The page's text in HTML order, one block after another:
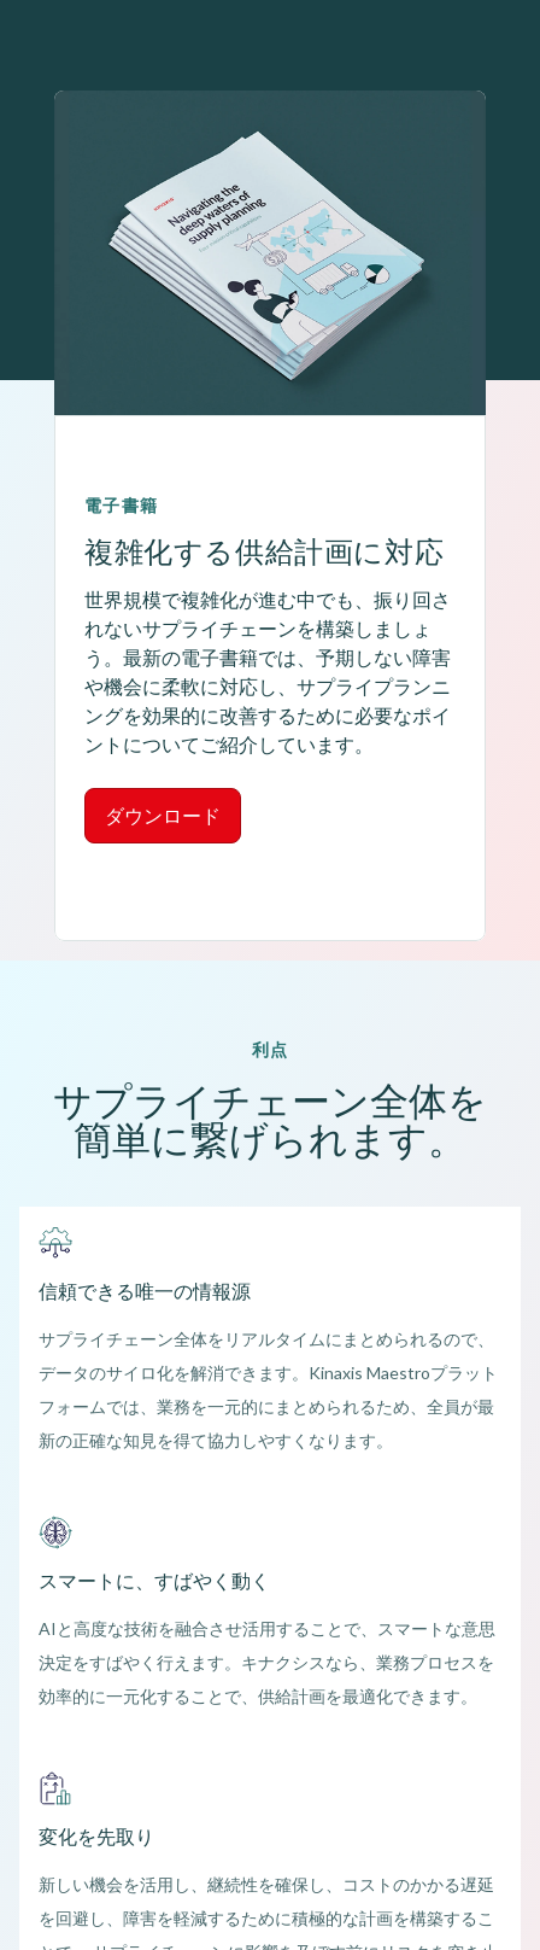
電子書籍
複雑化する供給計画に対応
世界規模で複雑化が進む中でも、振り回さ
れないサプライチェーンを構築しましょ
う。最新の電子書籍では、予期しない障害
や機会に柔軟に対応し、サプライプランニ
ングを効果的に改善するために必要なポイ
ントについてご紹介しています。
ダウンロード
利点
サプライチェーン全体を
簡単に繋げられます。
信頼できる唯一の情報源
サプライチェーン全体をリアルタイムにまとめられるので、
データのサイロ化を解消できます。Kinaxis Maestroプラット
フォームでは、業務を一元的にまとめられるため、全員が最
新の正確な知見を得て協力しやすくなります。
スマートに、すばやく動く
AIと高度な技術を融合させ活用することで、スマートな意思
決定をすばやく行えます。キナクシスなら、業務プロセスを
効率的に一元化することで、供給計画を最適化できます。
変化を先取り
新しい機会を活用し、継続性を確保し、コストのかかる遅延
を回避し、障害を軽減するために積極的な計画を構築するこ